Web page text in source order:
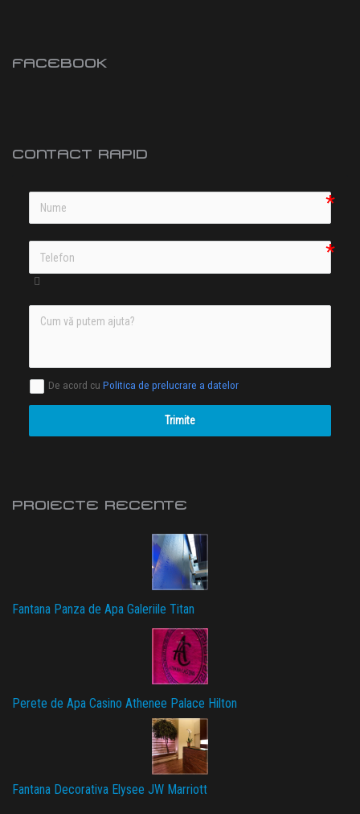
FACEBOOK
CONTACT RAPID
De acord cu Politica de prelucrare a datelor
Trimite
PROIECTE RECENTE
Fantana Panza de Apa Galeriile Titan
Perete de Apa Casino Athenee Palace Hilton
Fantana Decorativa Elysee JW Marriott